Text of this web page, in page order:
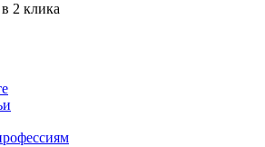
2 клика